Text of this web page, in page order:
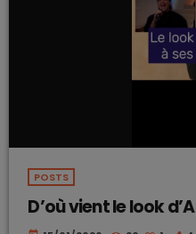
POSTS
D’où vient le look